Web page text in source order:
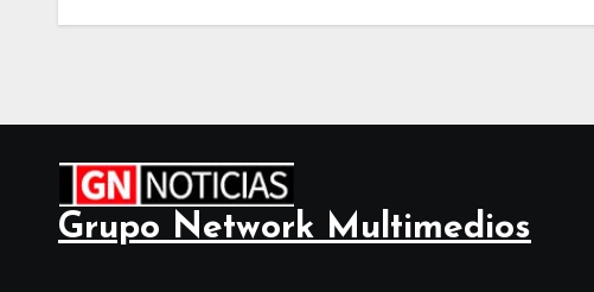
Grupo Network Multimedios